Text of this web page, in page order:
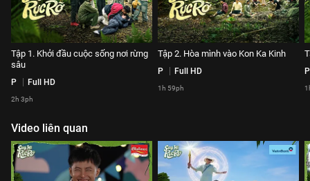
Tập 1. Khởi đầu cuộc sống nơi rừng
sâu
P Full HD
2h 3ph
Tập 2. Hòa mình vào Kon Ka Kinh
P Full HD
1h 59ph
P
Video liên quan